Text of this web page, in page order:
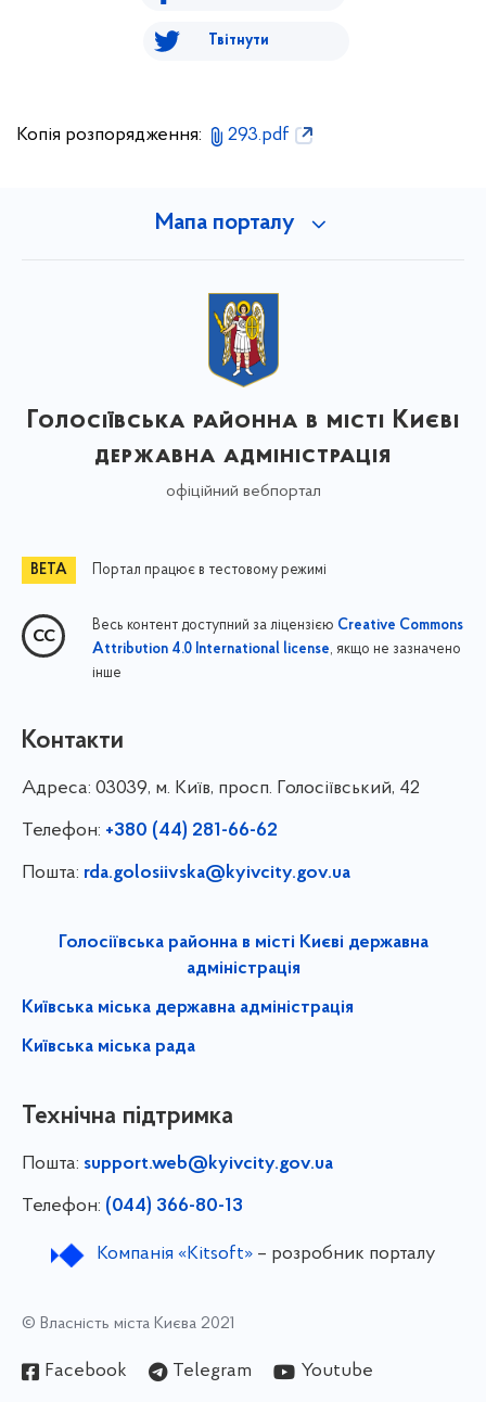
Твітнути
Копія розпорядження: 293.pdf
Мапа порталу
Голосіївська районна в місті Києві
державна адміністрація
офіційний вебпортал
Портал працює в тестовому режимі
Весь контент доступний за ліцензією Creative Commons
Attribution 4.0 International license, якщо не зазначено
інше
Контакти
Адреса: 03039, м. Київ, просп. Голосіївський, 42
Телефон: +380 (44) 281-66-62
Пошта: rda.golosiivska@kyivcity.gov.ua
Голосіївська районна в місті Києві державна
адміністрація
Київська міська державна адміністрація
Київська міська рада
Технічна підтримка
Пошта: support.web@kyivcity.gov.ua
Телефон: (044) 366-80-13
Компанія «Kitsoft»– розробник порталу
© Власність міста Києва 2021
Facebook Telegram Youtube